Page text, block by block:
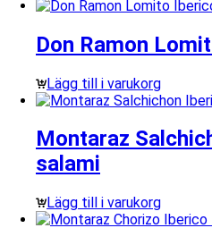
Don Ramon
Lägg till i varukorg
Montaraz
salami
Lägg till i varukorg